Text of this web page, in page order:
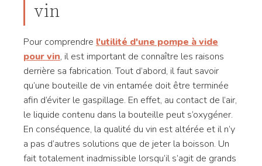
vin
Pour comprendre l'utilité d'une pompe à vide
pour vin, il est important de connaître les raisons
derrière sa fabrication. Tout d’abord, il faut savoir
qu’une bouteille de vin entamée doit être terminée
afin d’éviter le gaspillage. En effet, au contact de l’air,
le liquide contenu dans la bouteille peut s’oxygéner.
En conséquence, la qualité du vin est altérée et il n’y
a pas d’autres solutions que de jeter la boisson. Un
fait totalement inadmissible lorsqu’il s’agit de grands